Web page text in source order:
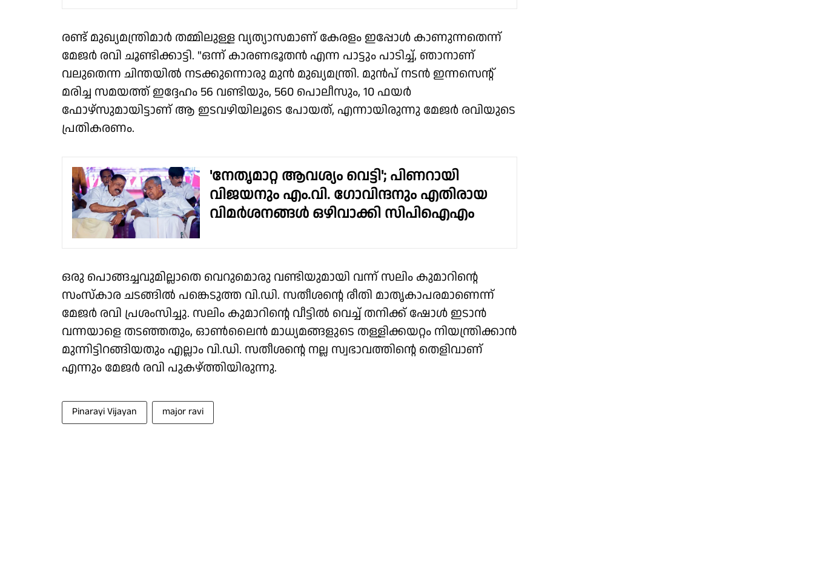
രണ്ട് മുഖ്യമന്ത്രിമാർ തമ്മിലുള്ള വ്യത്യാസമാണ് കേരളം ഇപ്പോൾ കാണുന്നതെന്ന്
മേജർ രവി ചൂണ്ടിക്കാട്ടി. "ഒന്ന് കാരണഭൂതൻ എന്ന പാട്ടും പാടിച്ച്, ഞാനാണ്
വലുതെന്ന ചിന്തയിൽ നടക്കുന്നൊരു മുൻ മുഖ്യമന്ത്രി. മുൻപ് നടൻ ഇന്നസെൻ്റ്
മരിച്ച സമയത്ത് ഇദ്ദേഹം 56 വണ്ടിയും, 560 പൊലീസും, 10 ഫയർ
ഫോഴ്സുമായിട്ടാണ് ആ ഇടവഴിയിലൂടെ പോയത്, എന്നായിരുന്നു മേജർ രവിയുടെ
പ്രതികരണം.
'നേതൃമാറ്റ ആവശ്യം വെട്ടി'; പിണറായി
വിജയനും എം.വി. ഗോവിന്ദനും എതിരായ
വിമർശനങ്ങൾ ഒഴിവാക്കി സിപിഐഎം
ഒരു പൊങ്ങച്ചവുമില്ലാതെ വെറുമൊരു വണ്ടിയുമായി വന്ന് സലിം കുമാറിൻ്റെ
സംസ്‌കാര ചടങ്ങിൽ പങ്കെടുത്ത വി.ഡി. സതീശൻ്റെ രീതി മാതൃകാപരമാണെന്ന്
മേജർ രവി പ്രശംസിച്ചു. സലിം കുമാറിൻ്റെ വീട്ടിൽ വെച്ച് തനിക്ക് ഷോൾ ഇടാൻ
വന്നയാളെ തടഞ്ഞതും, ഓൺലൈൻ മാധ്യമങ്ങളുടെ തള്ളിക്കയറ്റം നിയന്ത്രിക്കാൻ
മുന്നിട്ടിറങ്ങിയതും എല്ലാം വി.ഡി. സതീശൻ്റെ നല്ല സ്വഭാവത്തിൻ്റെ തെളിവാണ്
എന്നും മേജർ രവി പുകഴ്ത്തിയിരുന്നു.
Pinarayi Vijayan major ravi